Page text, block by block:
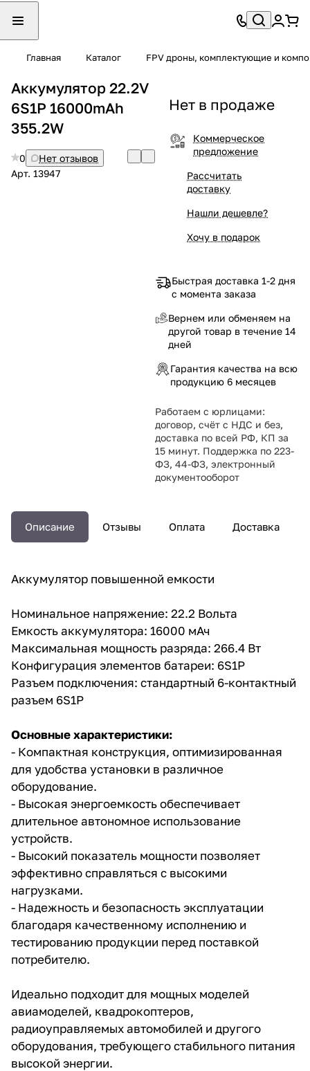
Главная Каталог FPV дроны, комплектующие и
Аккумулятор 22.2V
6S1P 16000mAh
355.2W
0
Нет отзывов
Арт. 13947
Нет в продаже
Коммерческое
предложение
Рассчитать
доставку
Нашли дешевле?
Хочу в подарок
Быстрая доставка 1-2 дня
с момента заказа
Вернем или обменяем на
другой товар в течение 14
дней
Гарантия качества на всю
продукцию 6 месяцев
Работаем с юрлицами:
договор, счёт с НДС и без,
доставка по всей РФ, КП за
15 минут. Поддержка по 223-
ФЗ, 44-ФЗ, электронный
документооборот
Описание Отзывы Оплата Доставка
Аккумулятор повышенной емкости
Номинальное напряжение: 22.2 Вольта
Емкость аккумулятора: 16000 мАч
Максимальная мощность разряда: 266.4 Вт
Конфигурация элементов батареи: 6S1P
Разъем подключения: стандартный 6-контактный
разъем 6S1P
Основные характеристики:
- Компактная конструкция, оптимизированная
для удобства установки в различное
оборудование.
- Высокая энергоемкость обеспечивает
длительное автономное использование
устройств.
- Высокий показатель мощности позволяет
эффективно справляться с высокими
нагрузками.
- Надежность и безопасность эксплуатации
благодаря качественному исполнению и
тестированию продукции перед поставкой
потребителю.
Идеально подходит для мощных моделей
авиамоделей, квадрокоптеров,
радиоуправляемых автомобилей и другого
оборудования, требующего стабильного питания
высокой энергии.